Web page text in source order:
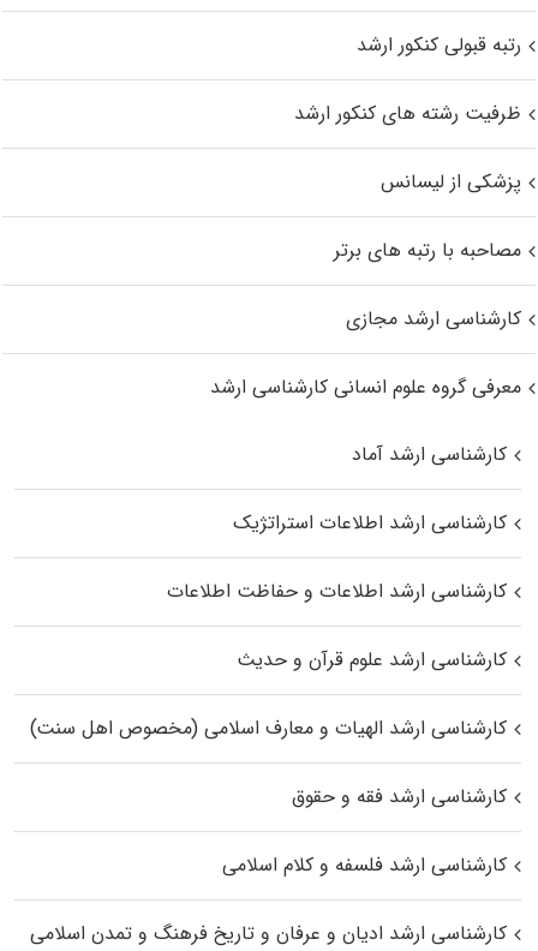
رتبه قبولی کنکور ارشد
ظرفیت رشته های کنکور ارشد
پزشکی از لیسانس
مصاحبه با رتبه های برتر
کارشناسی ارشد مجازی
معرفی گروه علوم انسانی کارشناسی ارشد
کارشناسی ارشد آماد
کارشناسی ارشد اطلاعات استراتژیک
کارشناسی ارشد اطلاعات و حفاظت اطلاعات
کارشناسی ارشد علوم قرآن و حدیث
کارشناسی ارشد الهیات و معارف اسلامی (مخصوص اهل سنت)
کارشناسی ارشد فقه و حقوق
کارشناسی ارشد فلسفه و کلام اسلامی
کارشناسی ارشد ادیان و عرفان و تاریخ فرهنگ و تمدن اسلامی